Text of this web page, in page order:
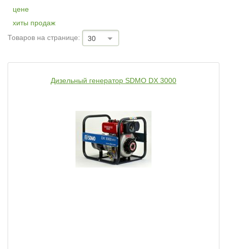
цене
хиты продаж
Товаров на странице:
30
Дизельный генератор SDMO DX 3000